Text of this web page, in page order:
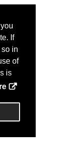
If
in
of
is